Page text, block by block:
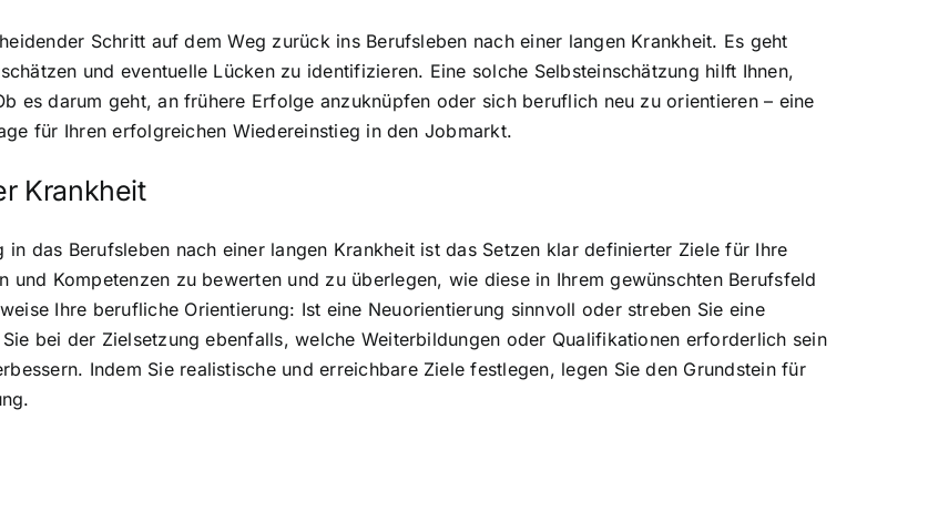
Schritt auf dem Weg zurück ins Berufsleben nach einer langen Krankheit. Es geht
und eventuelle Lücken zu identifizieren. Eine solche Selbsteinschätzung hilft Ihnen,
es darum geht, an frühere Erfolge anzuknüpfen oder sich beruflich neu zu orientieren – eine
für Ihren erfolgreichen Wiedereinstieg in den Jobmarkt.
Krankheit
das Berufsleben nach einer langen Krankheit ist das Setzen klar definierter Ziele für Ihre
und Kompetenzen zu bewerten und zu überlegen, wie diese in Ihrem gewünschten Berufsfeld
Ihre berufliche Orientierung: Ist eine Neuorientierung sinnvoll oder streben Sie eine
bei der Zielsetzung ebenfalls, welche Weiterbildungen oder Qualifikationen erforderlich sein
Indem Sie realistische und erreichbare Ziele festlegen, legen Sie den Grundstein für